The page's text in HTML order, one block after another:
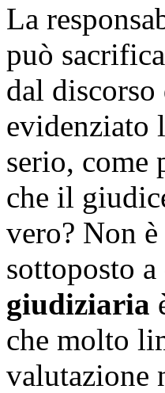
La
può
dal
evidenziato
serio, come
che il
vero? Non
sottoposto a
giudiziaria
che molto